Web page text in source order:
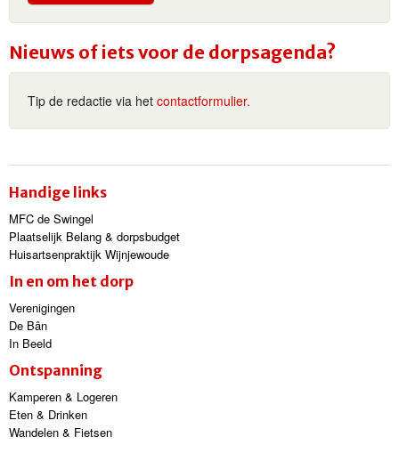
Nieuws of iets voor de dorpsagenda?
Tip de redactie via het contactformulier.
Handige links
MFC de Swingel
Plaatselijk Belang & dorpsbudget
Huisartsenpraktijk Wijnjewoude
In en om het dorp
Verenigingen
De Bân
In Beeld
Ontspanning
Kamperen & Logeren
Eten & Drinken
Wandelen & Fietsen